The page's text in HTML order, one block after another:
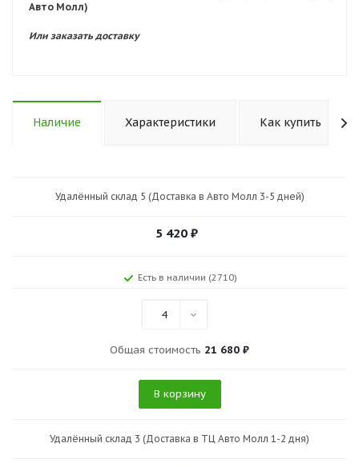
Авто Молл)
Или заказать доставку
Наличие Характеристики Как купить
Удалённый склад 5 (Доставка в Авто Молл 3-5 дней)
5 420 ₽
Есть в наличии (2710)
4
Общая стоимость 21 680 ₽
В корзину
Удалённый склад 3 (Доставка в ТЦ Авто Молл 1-2 дня)